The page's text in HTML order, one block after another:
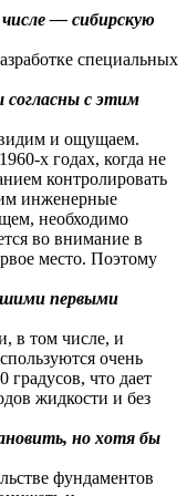
— сибирскую
специальных
с этим
видим и ощущаем.
х годах, когда не
контролировать
инженерные
необходимо
во внимание в
место. Поэтому
первыми
в том числе, и
очень
что дает
жидкости и без
но хотя бы
фундаментов